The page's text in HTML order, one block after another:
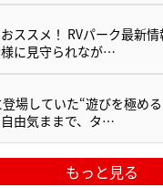
ススメ！ RVパーク最新情
に見守られなが…
登場していた“遊びを極め
由気ままで、タ…
もっと見る